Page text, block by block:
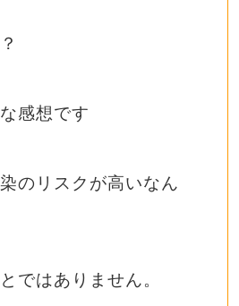
感想です
のリスクが高いなん
ではありません。